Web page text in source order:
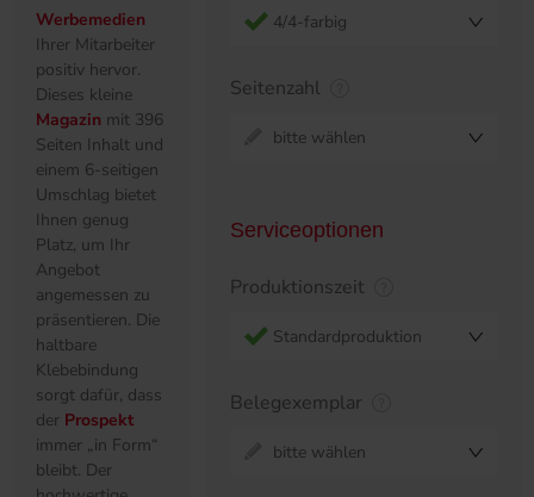
Werbemedien
Ihrer Mitarbeiter
positiv hervor.
Dieses kleine
Magazin mit 396
Seiten Inhalt und
einem 6-seitigen
Umschlag bietet
Ihnen genug
Platz, um Ihr
Angebot
angemessen zu
präsentieren. Die
haltbare
Klebebindung
sorgt dafür, dass
der Prospekt
immer „in Form“
bleibt. Der
4/4-farbig
Seitenzahl
bitte wählen
Serviceoptionen
Produktionszeit
Standardproduktion
Belegexemplar
bitte wählen